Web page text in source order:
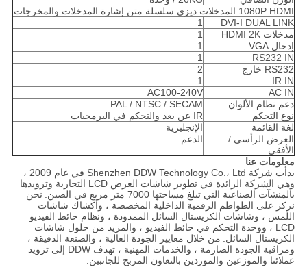
1080P HDMI المدخلات ديزي سلسلة متن إشارة المدخلات والمخرجات
DVI-I DUAL LINK
1
مدخلات HDMI 2K
1
إدخال VGA
1
RS232 IN
1
RS232 خارج
2
IR IN
1
AC IN
AC100-240V
دعم نظام الألوان
PAL / NTSC / SECAM
نوع التحكم
IR عن بعد والتحكم في البرمجيات
لغة القائمة
الإنجليزية
العرض الرأسي /
الأفقي
الدعم
معلومات عنا
بدأت شركة Shenzhen DDW Technology Co.، Ltd في عام 2009 ،
وهي الشركة الرائدة في تطوير شاشات العرض LCD التجارية وتزويدها
بالمنشآت الصناعية التي تبلغ مساحتها 7000 متر مربع في الصين.
نحن
نركز على الطواطم الرقمية الداخلية المخصصة ، وأكشاك شاشات
اللمس ، وشاشات الكريستال السائل الممدودة ، ونظام حائط الفيديو
LCD ، ووحدة التحكم في حائط الفيديو ، والمزيد من حلول شاشات
الكريستال السائل. من خلال معايير الجودة العالية ، والصنعة الدقيقة ،
ومراقبة الجودة الصارمة ، والخدمات المهنية ، تهدف DDW إلى تزويد
عملائنا والموزعين والموردين بالتعاون المربح للجانبين.